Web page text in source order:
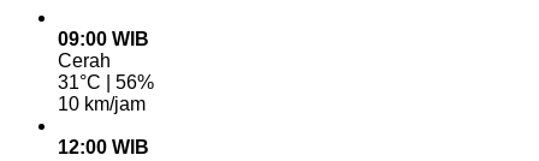
09:00 WIB
Cerah
31°C | 56%
10 km/jam
12:00 WIB